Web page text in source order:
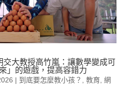
交大教授高竹嵐：讓數學變成可
」的遊戲，提高容錯力
| 到底要怎麼教小孩？ 教育, 網